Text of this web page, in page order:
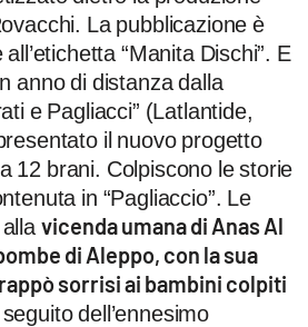
La pubblicazione è
“Manita Dischi”. E
anno di distanza dalla
e Pagliacci” (Latlantide,
il nuovo progetto
12 brani. Colpiscono le storie
in “Pagliaccio”. Le
vicenda umana di Anas Al
di Aleppo, con la sua
sorrisi ai bambini colpiti
dell’ennesimo